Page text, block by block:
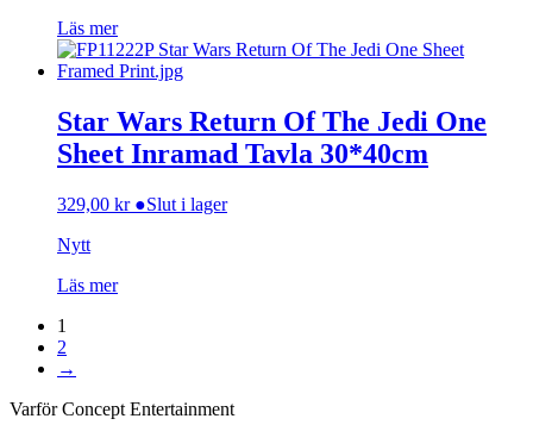
Läs mer
Star Wars Return Of The Jedi One
Sheet Inramad Tavla 30*40cm
329,00 kr ●Slut i lager
Nytt
Läs mer
1
2
→
Varför Concept Entertainment